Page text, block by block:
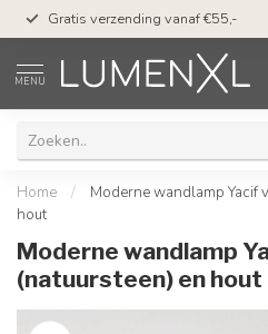
Gratis verzending vanaf €55,-
MENU
Home /
Moderne wandlamp Yacif
hout
Moderne wandlamp
(natuursteen) en hout